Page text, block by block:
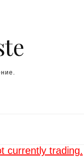
currently trading.